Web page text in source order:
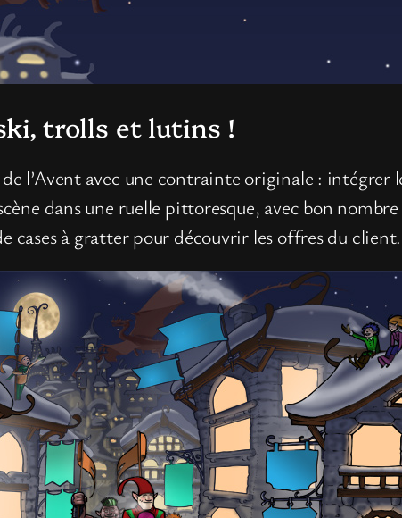
trolls et lutins !
l’Avent avec une contrainte originale : intégrer
dans une ruelle pittoresque, avec bon
cases à gratter pour découvrir les offres du client.